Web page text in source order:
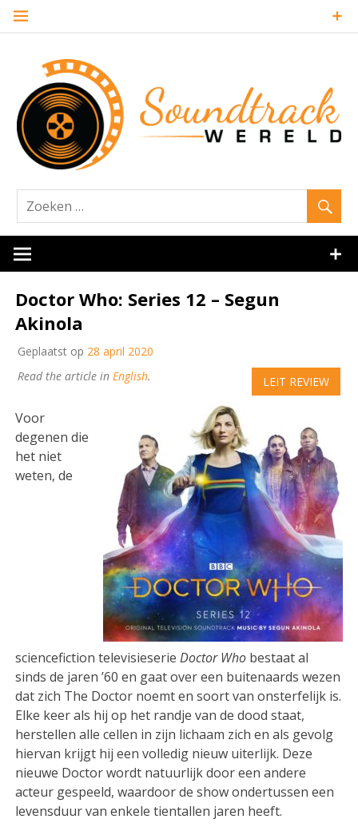
Naar
springen
Doctor Who: Series 12 – Segun
Akinola
Geplaatst op 28 april 2020
Read the article in English. LEIT REVIEW
Voor
degenen die
het niet
weten, de
sciencefiction televisieserieDoctor Who bestaat al
sinds de jaren ’60 en gaat over een buitenaards wezen
dat zich The Doctor noemt en soort van onsterfelijk is.
Elke keer als hij op het randje van de dood staat,
herstellen alle cellen in zijn lichaam zich en als gevolg
hiervan krijgt hij een volledig nieuw uiterlijk. Deze
nieuwe Doctor wordt natuurlijk door een andere
acteur gespeeld, waardoor de show ondertussen een
levensduur van enkele tientallen jaren heeft.